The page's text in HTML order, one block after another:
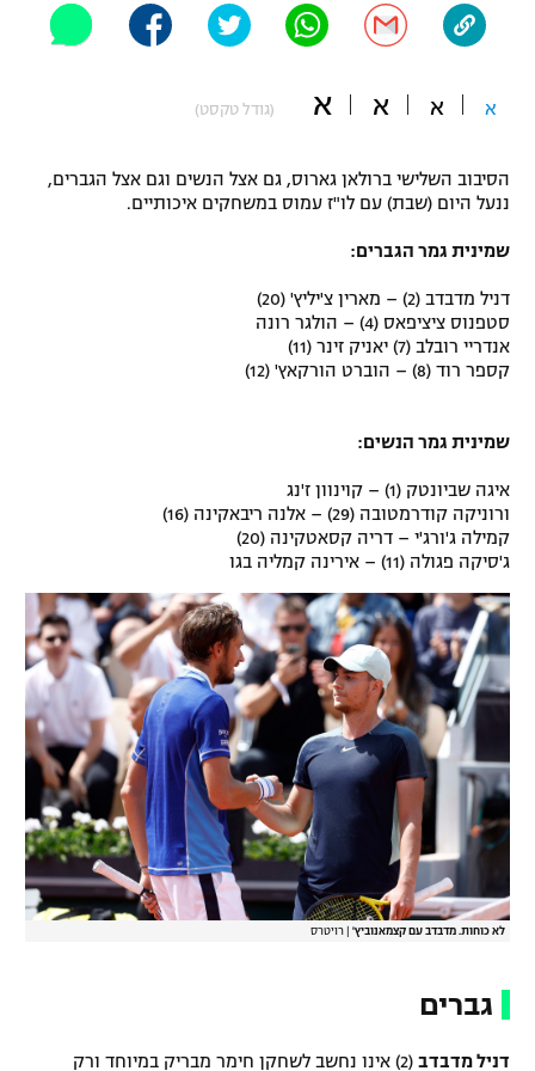
"מחצית בשכונה" – פודקאסט
משתתפים וזוכים בפרסים
תקנון משתתפים וזוכים בפרסים
תקנון עבור פעילות ספורט 1 – "מרלן"
טניס
תנאי שימוש
מדיניות פרטיות
תקנון פעילות ספורט 1
רשיון להקרנה פומבית לבית עסק
הצטרפות לחבילת הערוצים
לוח דרושים – ג'ובנט
תגיות
המגזין
אופניים
ספורט מוטורי
ספורט אתגרי ואקסטרים
גיימינג E-Sports
א א א א (גודל טקסט)
הסיבוב השלישי ברולאן גארוס, גם אצל הנשים וגם אצל הגברים,
ננעל היום (שבת) עם לו"ז עמוס במשחקים איכותיים.
שמינית גמר הגברים:
דניל מדבדב (2) – מארין צ'יליץ' (20)
סטפנוס ציציפאס (4) – הולגר רונה
אנדריי רובלב (7) יאניק זינר (11)
קספר רוד (8) – הוברט הורקאץ' (12)
שמינית גמר הנשים:
איגה שביונטק (1) – קוינוון ז'נג
ורוניקה קודרמטובה (29) – אלנה ריבאקינה (16)
קמילה ג'ורג'י – דריה קסאטקינה (20)
ג'סיקה פגולה (11) – אירינה קמליה בגו
לא כוחות. מדבדב עם קצמאנוביץ' רויטרס
גברים
דניל מדבדב (2) אינו נחשב לשחקן חימר מבריק במיוחד ורק